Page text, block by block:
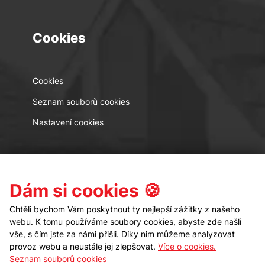
Cookies
Cookies
Seznam souborů cookies
Nastavení cookies
Kontakt Sledujte nás
Dám si cookies 🍪
Chtěli bychom Vám poskytnout ty nejlepší zážitky z našeho
webu. K tomu používáme soubory cookies, abyste zde našli
vše, s čím jste za námi přišli. Díky nim můžeme analyzovat
provoz webu a neustále jej zlepšovat. Více o cookies.
Seznam souborů cookies